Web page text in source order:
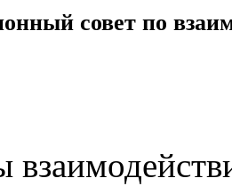
совет по